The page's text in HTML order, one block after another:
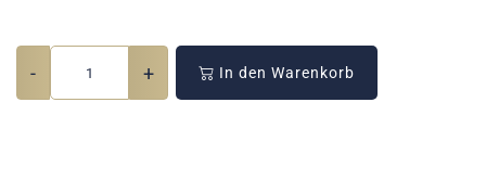
- + In den Warenkorb